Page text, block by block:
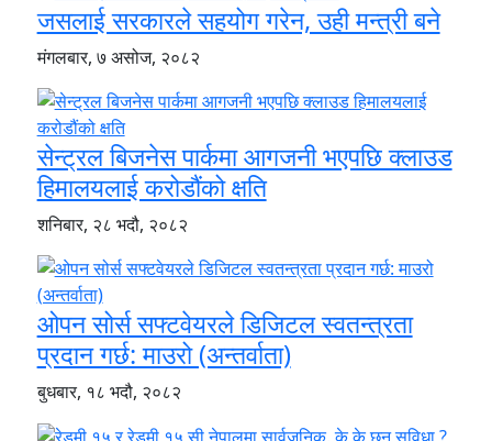
जसलाई सरकारले सहयोग गरेन, उही मन्त्री बने
मंगलबार, ७ असोज, २०८२
सेन्ट्रल बिजनेस पार्कमा आगजनी भएपछि क्लाउड
हिमालयलाई करोडौंको क्षति
शनिबार, २८ भदौ, २०८२
ओपन सोर्स सफ्टवेयरले डिजिटल स्वतन्त्रता
प्रदान गर्छ: माउरो (अन्तर्वाता)
बुधबार, १८ भदौ, २०८२